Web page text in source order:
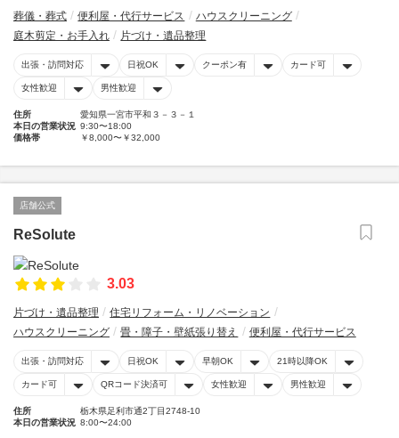
葬儀・葬式 便利屋・代行サービス
ハウスクリーニング
庭木剪定・お手入れ
片づけ・遺品整理
出張・訪問対応 日祝OK クーポン有 カード可
女性歓迎 男性歓迎
住所
愛知県一宮市平和３－３－１
本日の営業状況 9:30〜18:00
価格帯
￥8,000〜￥32,000
店舗公式
ReSolute
3.03
片づけ・遺品整理
住宅リフォーム・リノベーション
ハウスクリーニング
畳・障子・壁紙張り替え 便利屋・代行サービス
出張・訪問対応 日祝OK 早朝OK 21時以降OK
カード可 QRコード決済可 女性歓迎 男性歓迎
住所
栃木県足利市通2丁目2748-10
本日の営業状況 8:00〜24:00